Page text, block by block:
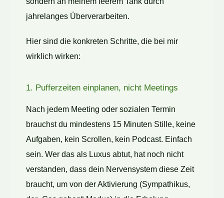
jahrelanges Überverarbeiten.
Hier sind die konkreten Schritte, die bei mir
wirklich wirken:
1. Pufferzeiten einplanen, nicht Meetings
Nach jedem Meeting oder sozialen Termin
brauchst du mindestens 15 Minuten Stille, keine
Aufgaben, kein Scrollen, kein Podcast. Einfach
sein. Wer das als Luxus abtut, hat noch nicht
verstanden, dass dein Nervensystem diese Zeit
braucht, um von der Aktivierung (Sympathikus,